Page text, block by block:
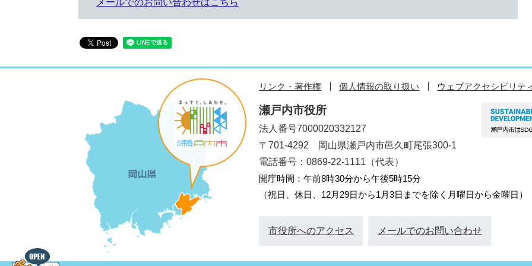
メールでのお問い合わせはこちら
リンク・著作権 個人情報の取り扱い ウェブアクセシビリテ
瀬戸内市役所
法人番号7000020332127
〒701-4292 岡山県瀬戸内市邑久町尾張300-1
電話番号：0869-22-1111（代表）
開庁時間：午前8時30分から午後5時15分
（祝日、休日、12月29日から1月3日までを除く月曜日から金曜日）
市役所へのアクセス メールでのお問い合わせ